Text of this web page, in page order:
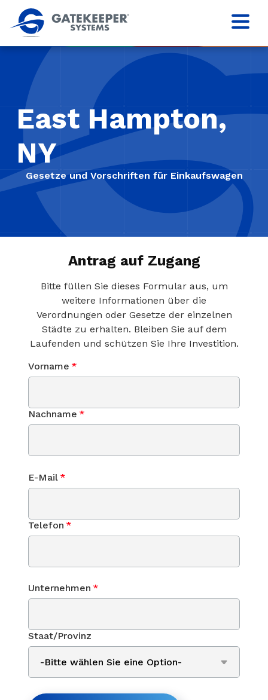
East Hampton,
NY
Gesetze und Vorschriften für Einkaufswagen
Antrag auf Zugang
Bitte füllen Sie dieses Formular aus, um
weitere Informationen über die
Verordnungen oder Gesetze der einzelnen
Städte zu erhalten. Bleiben Sie auf dem
Laufenden und schützen Sie Ihre Investition.
Vorname *
Nachname *
E-Mail *
Telefon *
Unternehmen *
Staat/Provinz